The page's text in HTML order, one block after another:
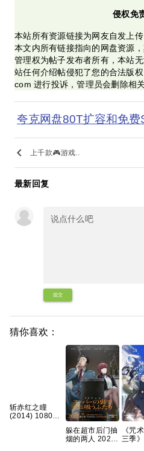
侵权免
本站所有资源链接为网友自发上
本文内所有链接指向的网盘资源
管理权为帖子发布者所有，本站
站任何介绍帖侵犯了您的合法版
com 进行投诉，管理员会删除相关
夸克网盘80T扩容和免费
keyboard_arrow_left 上千款🎮游戏..
最新回复
提交
猜你喜欢：
斩赤红之瞳
(2014) 1080p
躲在超市后门抽
烟的两人 2026
《咒
三季